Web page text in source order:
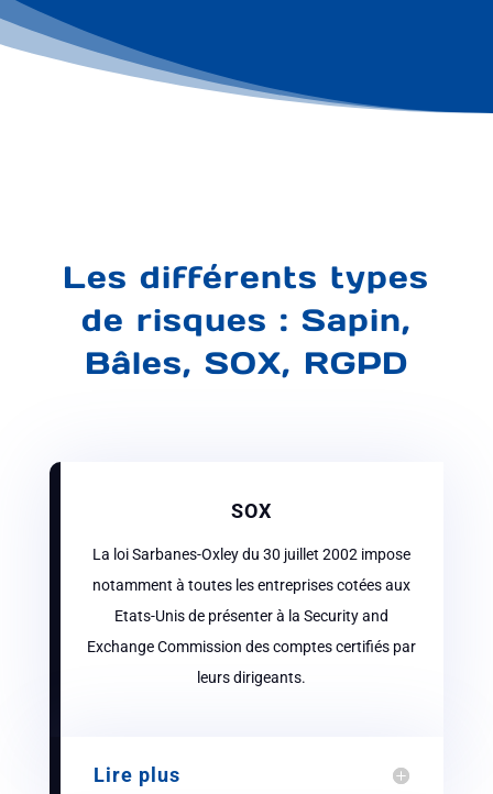
Les différents types
de risques : Sapin,
Bâles, SOX, RGPD
SOX
La loi Sarbanes-Oxley du 30 juillet 2002 impose
notamment à toutes les entreprises cotées aux
Etats-Unis de présenter à la Security and
Exchange Commission des comptes certifiés par
leurs dirigeants.
Lire plus